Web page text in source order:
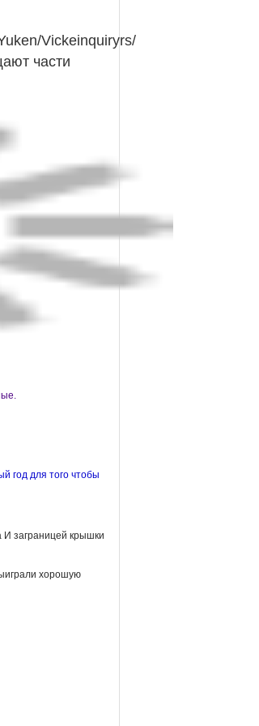
Vickeinquiryrs/
части
год для того чтобы
заграницей крышки
хорошую